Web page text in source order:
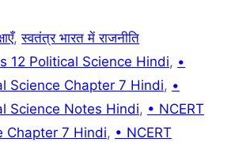
,स्वतंत्र भारत में राजनीति
12 Political Science Hindi, •
Science Chapter 7 Hindi, •
Science Notes Hindi, • NCERT
Chapter 7 Hindi, • NCERT